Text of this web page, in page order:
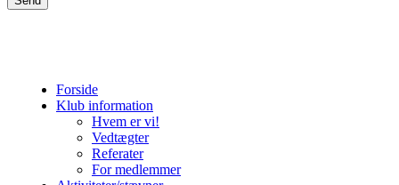
Forside
Klub information
Hvem er vi!
Vedtægter
Referater
For medlemmer